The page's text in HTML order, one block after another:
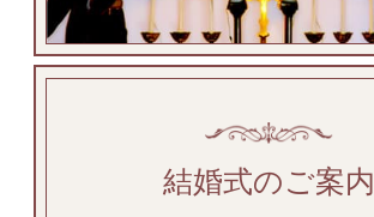
結婚式のご案内